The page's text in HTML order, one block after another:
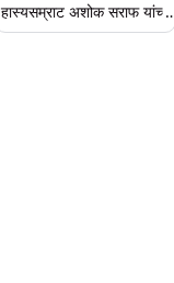
हास्यसम्राट अशोक सराफ यांच्या
दारावरची नेमप्लेट चर्चेत; पोस्ट